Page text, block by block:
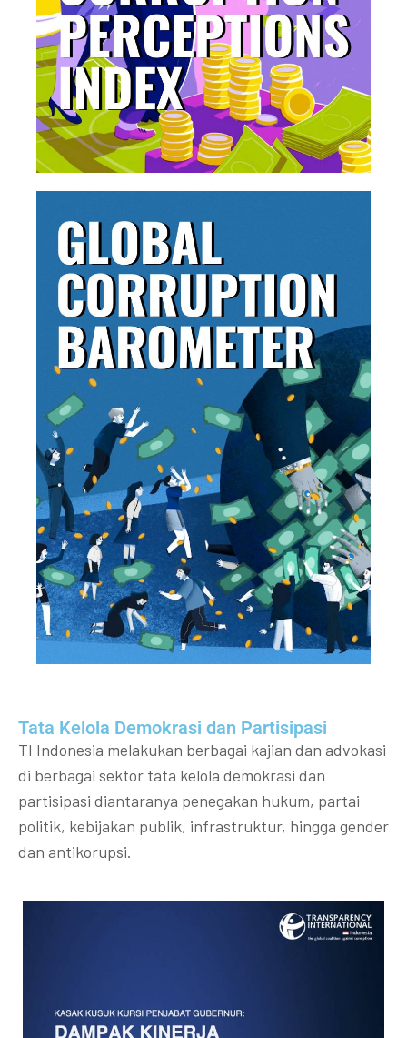
Tata Kelola Demokrasi dan Partisipasi​
TI Indonesia melakukan berbagai kajian dan advokasi
di berbagai sektor tata kelola demokrasi dan
partisipasi diantaranya penegakan hukum, partai
politik, kebijakan publik, infrastruktur, hingga gender
dan antikorupsi.